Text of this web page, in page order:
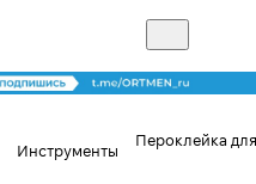
Инструменты
Пероклейка